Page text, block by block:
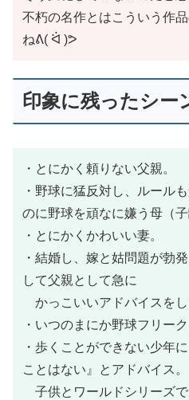
不朽の名作とはこういう作
ねᕕ( ᐛ )ᕗ
印象に残ったシー
・とにかく頼りない父親。
・野球に猛反対し、ルール
のに野球を頑なに嫌う母（子
・とにかくかわいい妻。
・結婚し、嫁と姑問題が勃
して父親として急に
かっこいいアドバイスをし
・いつのまにか野球フリー
・歩くことができない少年
ことはない』とアドバイス。
子供とワールドシリーズ